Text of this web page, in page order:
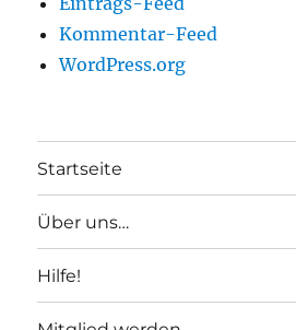
Kommentar-Feed
WordPress.org
Startseite
Über uns…
Hilfe!